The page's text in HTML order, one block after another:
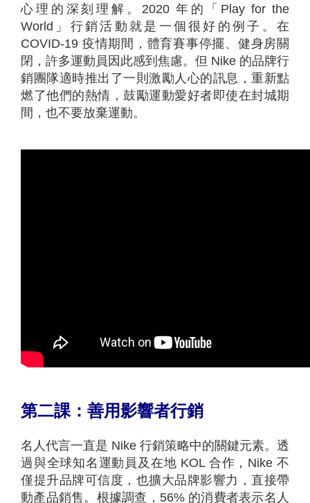
心理的深刻理解。2020 年的「Play for the
World」行銷活動就是一個很好的例子。在
COVID-19 疫情期間，體育賽事停擺、健身房關
閉，許多運動員因此感到焦慮。但 Nike 的品牌行
銷團隊適時推出了一則激勵人心的訊息，重新點
燃了他們的熱情，鼓勵運動愛好者即使在封城期
間，也不要放棄運動。
第二課：善用影響者行銷
名人代言一直是 Nike 行銷策略中的關鍵元素。透
過與全球知名運動員及在地 KOL 合作，Nike 不
僅提升品牌可信度，也擴大品牌影響力，直接帶
動產品銷售。根據調查，56% 的消費者表示名人